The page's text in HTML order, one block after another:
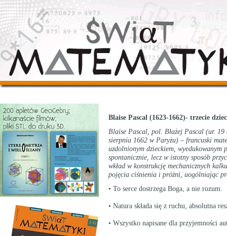
Blaise Pascal (1623-1662)- trzecie
Blaise Pascal, pol. Błażej Pascal (ur.
sierpnia 1662 w Paryżu) – francuski
uzdolnionym dzieckiem, wyedukowanym
spontanicznie, lecz w istotny sposób
wkład w konstrukcję mechanicznych
pojęcia ciśnienia i próżni, uogólniając
• To serce dostrzega Boga, a nie rozum.
• Natura składa się z ruchu, absolutna
• Wszystko napisane dla przyjemności